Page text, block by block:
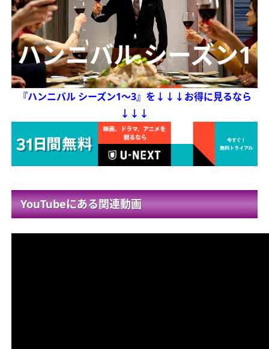
ハンニバル シーズン1
～3
『ハンニバル シーズン1～3』を ↓↓↓お得に見るなら
↓↓↓
YouTubeにある関連動画